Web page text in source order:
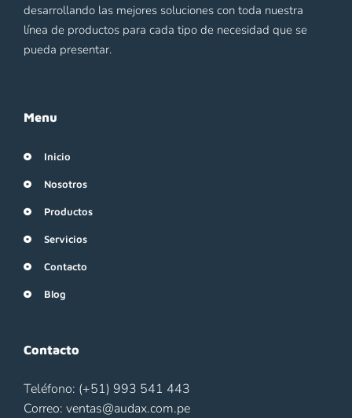
desarrollando las mejores soluciones con toda nuestra
línea de productos para cada tipo de necesidad que se
pueda presentar.
Menu
Inicio
Nosotros
Productos
Servicios
Contacto
Blog
Contacto
Teléfono: (+51) 993 541 443
Correo: ventas@audax.com.pe